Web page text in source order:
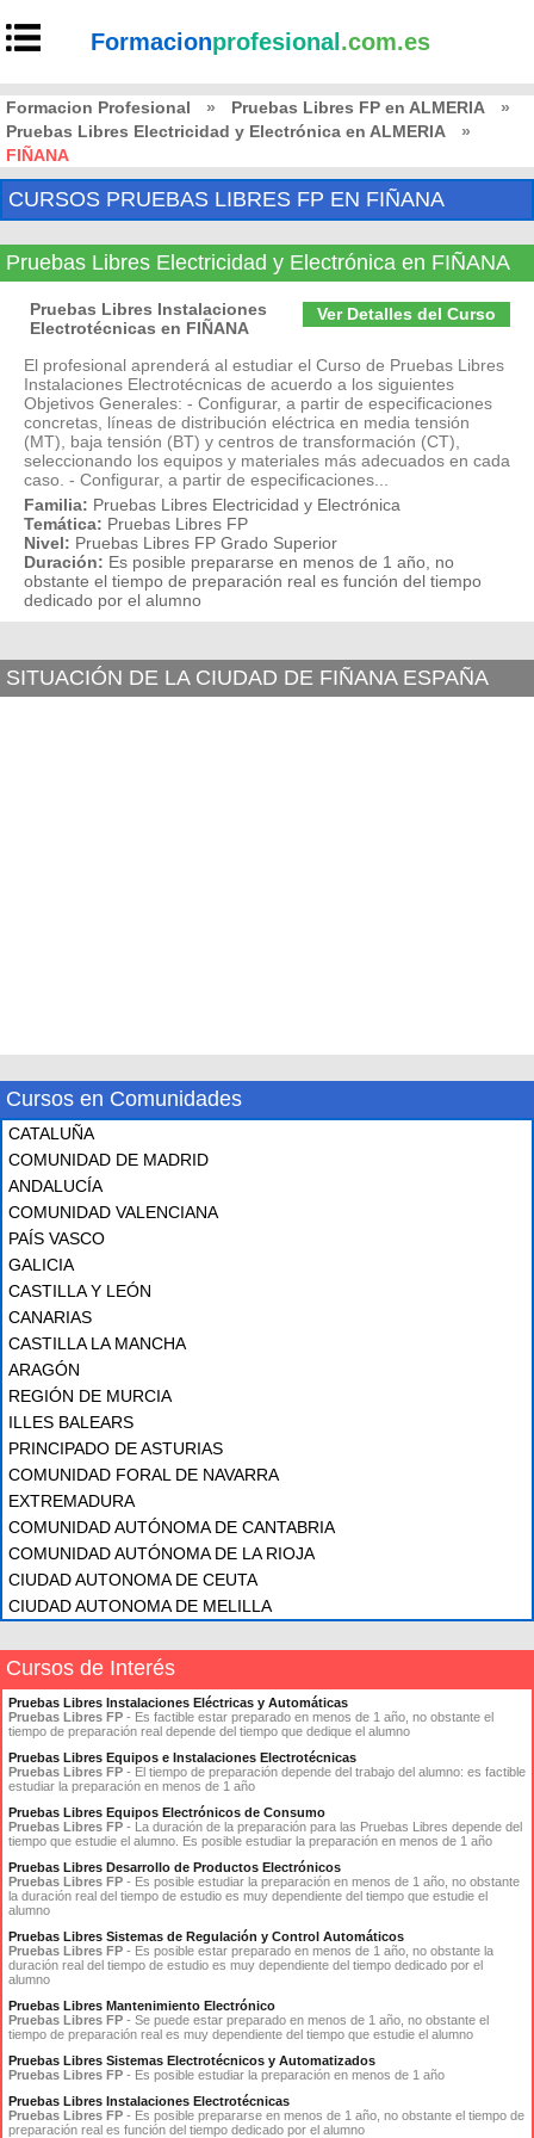
Formacionprofesional .com.es
Formacion Profesional » Pruebas Libres FP en ALMERIA
»
Pruebas Libres Electricidad y Electrónica en ALMERIA
»
FIÑANA
CURSOS PRUEBAS LIBRES FP EN FIÑANA
Pruebas Libres Electricidad y Electrónica en FIÑANA
Ver Detalles del Curso
Pruebas Libres Instalaciones
Electrotécnicas en FIÑANA
El profesional aprenderá al estudiar el Curso de Pruebas Libres
Instalaciones Electrotécnicas de acuerdo a los siguientes
Objetivos Generales: - Configurar, a partir de especificaciones
concretas, líneas de distribución eléctrica en media tensión
(MT), baja tensión (BT) y centros de transformación (CT),
seleccionando los equipos y materiales más adecuados en cada
caso. - Configurar, a partir de especificaciones...
Familia: Pruebas Libres Electricidad y Electrónica
Temática: Pruebas Libres FP
Nivel: Pruebas Libres FP Grado Superior
Duración: Es posible prepararse en menos de 1 año, no
obstante el tiempo de preparación real es función del tiempo
dedicado por el alumno
SITUACIÓN DE LA CIUDAD DE FIÑANA ESPAÑA
Cursos en Comunidades
CATALUÑA
COMUNIDAD DE MADRID
ANDALUCÍA
COMUNIDAD VALENCIANA
PAÍS VASCO
GALICIA
CASTILLA Y LEÓN
CANARIAS
CASTILLA LA MANCHA
ARAGÓN
REGIÓN DE MURCIA
ILLES BALEARS
PRINCIPADO DE ASTURIAS
COMUNIDAD FORAL DE NAVARRA
EXTREMADURA
COMUNIDAD AUTÓNOMA DE CANTABRIA
COMUNIDAD AUTÓNOMA DE LA RIOJA
CIUDAD AUTONOMA DE CEUTA
CIUDAD AUTONOMA DE MELILLA
Cursos de Interés
Pruebas Libres Instalaciones Eléctricas y Automáticas
Pruebas Libres FP - Es factible estar preparado en menos de 1 año, no obstante el
tiempo de preparación real depende del tiempo que dedique el alumno
Pruebas Libres Equipos e Instalaciones Electrotécnicas
Pruebas Libres FP - El tiempo de preparación depende del trabajo del alumno: es factible
estudiar la preparación en menos de 1 año
Pruebas Libres Equipos Electrónicos de Consumo
Pruebas Libres FP - La duración de la preparación para las Pruebas Libres depende del
tiempo que estudie el alumno. Es posible estudiar la preparación en menos de 1 año
Pruebas Libres Desarrollo de Productos Electrónicos
Pruebas Libres FP - Es posible estudiar la preparación en menos de 1 año, no obstante
la duración real del tiempo de estudio es muy dependiente del tiempo que estudie el
alumno
Pruebas Libres Sistemas de Regulación y Control Automáticos
Pruebas Libres FP - Es posible estar preparado en menos de 1 año, no obstante la
duración real del tiempo de estudio es muy dependiente del tiempo dedicado por el
alumno
Pruebas Libres Mantenimiento Electrónico
Pruebas Libres FP - Se puede estar preparado en menos de 1 año, no obstante el
tiempo de preparación real es muy dependiente del tiempo que estudie el alumno
Pruebas Libres Sistemas Electrotécnicos y Automatizados
Pruebas Libres FP - Es posible estudiar la preparación en menos de 1 año
Pruebas Libres Instalaciones Electrotécnicas
Pruebas Libres FP - Es posible prepararse en menos de 1 año, no obstante el tiempo de
preparación real es función del tiempo dedicado por el alumno